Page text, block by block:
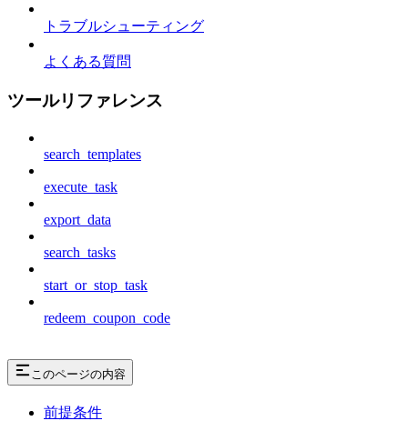
トラブルシューティング
よくある質問
ツールリファレンス
search_templates
execute_task
export_data
search_tasks
start_or_stop_task
redeem_coupon_code
このページの内容
前提条件